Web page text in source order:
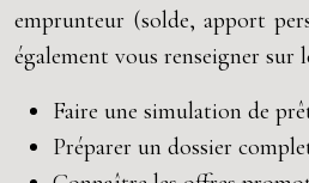
emprunteur (solde, apport
également vous renseigner sur
Faire une simulation de
Préparer un dossier